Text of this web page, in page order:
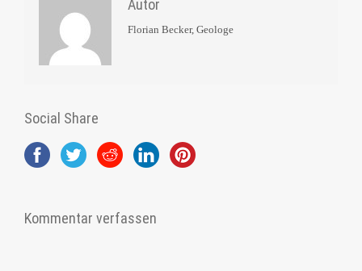
Autor
Florian Becker, Geologe
Social Share
Kommentar verfassen